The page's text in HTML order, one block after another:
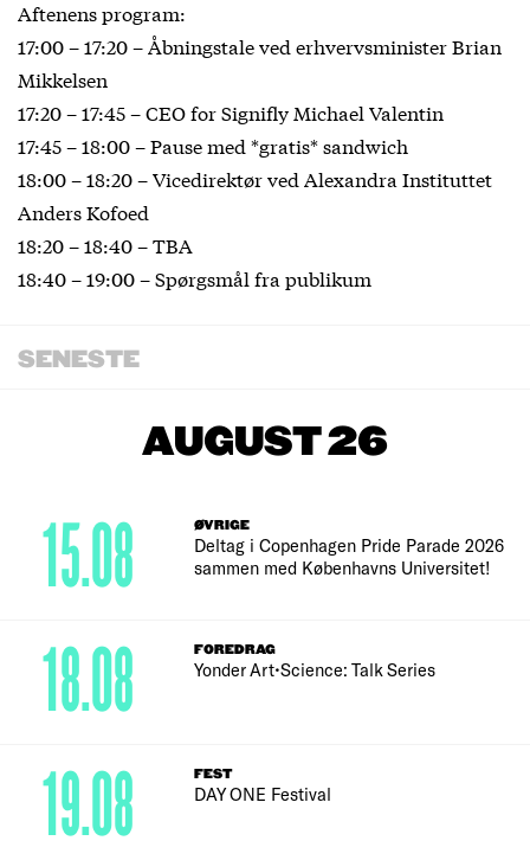
Aftenens program:
17:00 – 17:20 – Åbningstale ved erhvervsminister Brian
Mikkelsen
17:20 – 17:45 – CEO for Signifly Michael Valentin
17:45 – 18:00 – Pause med *gratis* sandwich
18:00 – 18:20 – Vicedirektør ved Alexandra Instituttet
Anders Kofoed
18:20 – 18:40 – TBA
18:40 – 19:00 – Spørgsmål fra publikum
SENESTE
AUGUST 26
ØVRIGE
Deltag i Copenhagen Pride Parade 2026
sammen med Københavns Universitet!
15.08
FOREDRAG
Yonder Art•Science: Talk Series
18.08
FEST
DAY ONE Festival
19.08